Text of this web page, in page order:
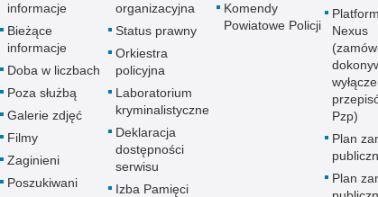
informacje
Bieżące
informacje
Doba w liczbach
Poza służbą
Galerie zdjęć
Filmy
Zaginieni
Poszukiwani
organizacyjna
Status prawny
Orkiestra
policyjna
Laboratorium
kryminalistyczne
Deklaracja
dostępności
serwisu
Izba Pamięci
Komendy
Powiatowe Policji
Nexus
Pzp)
Plan
Plan